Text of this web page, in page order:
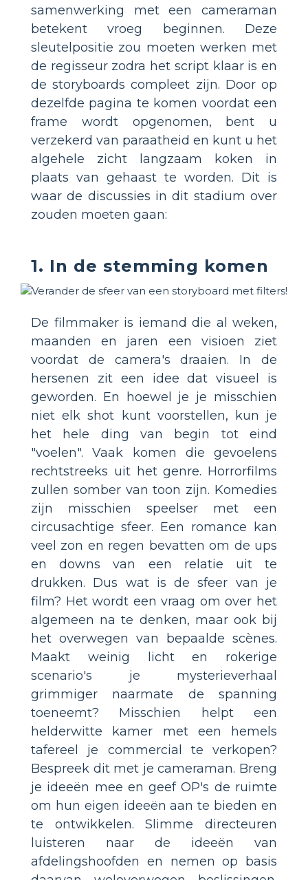
samenwerking met een cameraman
betekent vroeg beginnen. Deze
sleutelpositie zou moeten werken met
de regisseur zodra het script klaar is en
de storyboards compleet zijn. Door op
dezelfde pagina te komen voordat een
frame wordt opgenomen, bent u
verzekerd van paraatheid en kunt u het
algehele zicht langzaam koken in
plaats van gehaast te worden. Dit is
waar de discussies in dit stadium over
zouden moeten gaan:
1. In de stemming komen
De filmmaker is iemand die al weken,
maanden en jaren een visioen ziet
voordat de camera's draaien. In de
hersenen zit een idee dat visueel is
geworden. En hoewel je je misschien
niet elk shot kunt voorstellen, kun je
het hele ding van begin tot eind
"voelen". Vaak komen die gevoelens
rechtstreeks uit het genre. Horrorfilms
zullen somber van toon zijn. Komedies
zijn misschien speelser met een
circusachtige sfeer. Een romance kan
veel zon en regen bevatten om de ups
en downs van een relatie uit te
drukken. Dus wat is de sfeer van je
film? Het wordt een vraag om over het
algemeen na te denken, maar ook bij
het overwegen van bepaalde scènes.
Maakt weinig licht en rokerige
scenario's je mysterieverhaal
grimmiger naarmate de spanning
toeneemt? Misschien helpt een
helderwitte kamer met een hemels
tafereel je commercial te verkopen?
Bespreek dit met je cameraman. Breng
je ideeën mee en geef OP's de ruimte
om hun eigen ideeën aan te bieden en
te ontwikkelen. Slimme directeuren
luisteren naar de ideeën van
afdelingshoofden en nemen op basis